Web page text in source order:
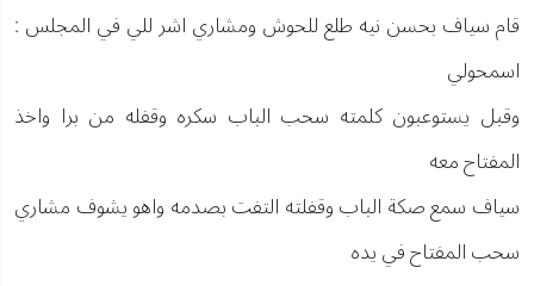
قام سياف بحسن نيه طلع للحوش ومشاري اشر للي في المجلس :
اسمحولي
وقبل يستوعبون كلمته سحب الباب سكره وقفله من برا واخذ
المفتاح معه
سياف سمع صكة الباب وقفلته التفت بصدمه واهو يشوف مشاري
سحب المفتاح في يده